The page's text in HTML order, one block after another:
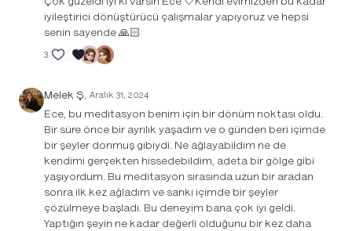
iyileştirici dönüştürücü çalışmalar yapıyoruz ve hepsi
senin sayende 🙏🏻
3
Melek Ş. Aralık 31, 2024
Ece, bu meditasyon benim için bir dönüm noktası oldu.
Bir süre önce bir ayrılık yaşadım ve o günden beri içimde
bir şeyler donmuş gibiydi. Ne ağlayabildim ne de
kendimi gerçekten hissedebildim, adeta bir gölge gibi
yaşıyordum. Bu meditasyon sırasında uzun bir aradan
sonra ilk kez ağladım ve sanki içimde bir şeyler
çözülmeye başladı. Bu deneyim bana çok iyi geldi.
Yaptığın şeyin ne kadar değerli olduğunu bir kez daha